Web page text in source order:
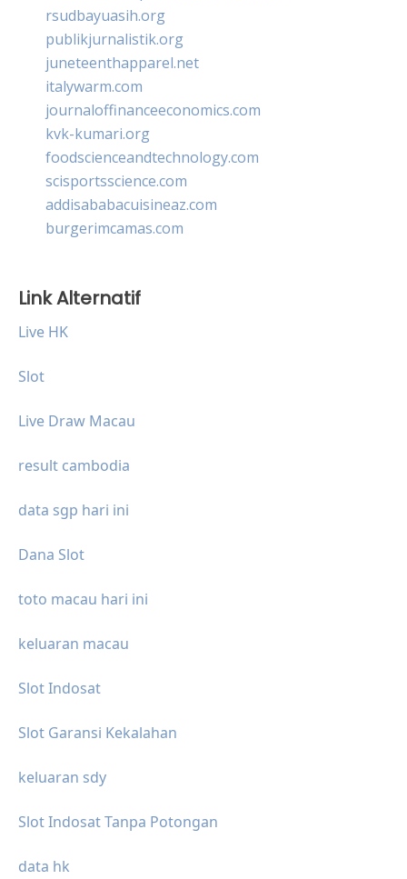
rsudbayuasih.org
publikjurnalistik.org
juneteenthapparel.net
italywarm.com
journaloffinanceeconomics.com
kvk-kumari.org
foodscienceandtechnology.com
scisportsscience.com
addisababacuisineaz.com
burgerimcamas.com
Link Alternatif
Live HK
Slot
Live Draw Macau
result cambodia
data sgp hari ini
Dana Slot
toto macau hari ini
keluaran macau
Slot Indosat
Slot Garansi Kekalahan
keluaran sdy
Slot Indosat Tanpa Potongan
data hk